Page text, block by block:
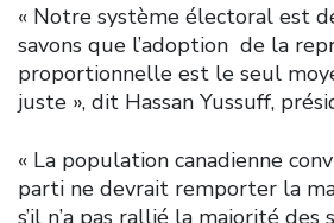
« Notre système électoral est
savons que l’adoption de la
proportionnelle est le seul
juste », dit Hassan Yussuff,
« La population canadienne
parti ne devrait remporter la
s’il n’a pas rallié la majorité